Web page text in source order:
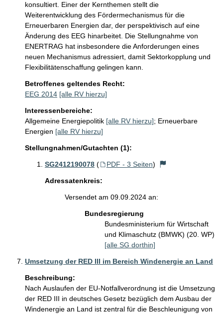
konsultiert. Einer der Kernthemen stellt die
Weiterentwicklung des Fördermechanismus für die
Erneuerbaren Energien dar, der perspektivisch auf eine
Änderung des EEG hinarbeitet. Die Stellungnahme von
ENERTRAG hat insbesondere die Anforderungen eines
neuen Mechanismus adressiert, damit Sektorkopplung und
Flexibilitätenschaffung gelingen kann.
Betroffenes geltendes Recht:
EEG 2014 [alle RV hierzu]
Interessenbereiche:
Allgemeine Energiepolitik [alle RV hierzu]; Erneuerbare
Energien [alle RV hierzu]
Stellungnahmen/Gutachten (1):
SG2412190078 ( PDF - 3 Seiten)
Adressatenkreis:
Versendet am 09.09.2024 an:
Bundesregierung
Bundesministerium für Wirtschaft
und Klimaschutz (BMWK) (20. WP)
[alle SG dorthin]
Umsetzung der RED III im Bereich Windenergie an Land
Beschreibung:
Nach Auslaufen der EU-Notfallverordnung ist die Umsetzung
der RED III in deutsches Gesetz bezüglich dem Ausbau der
Windenergie an Land ist zentral für die Beschleunigung von